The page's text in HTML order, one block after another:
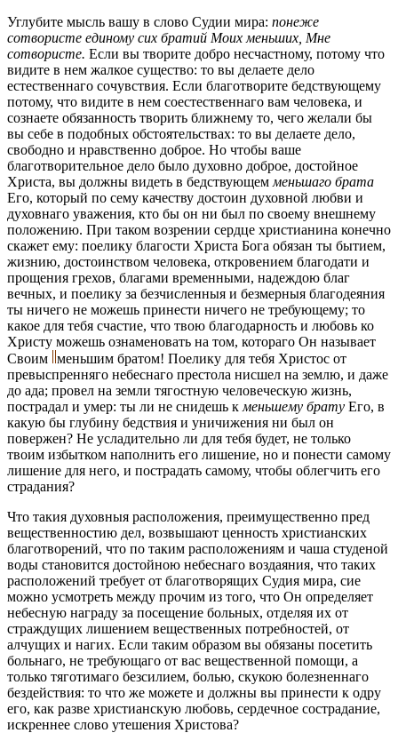
Углубите мысль вашу в слово Судии мира: понеже
сотвористе единому сих братий Моих меньших, Мне
сотвористе. Если вы творите добро несчастному, потому что
видите в нем жалкое существо: то вы делаете дело
естественнаго сочувствия. Если благотворите бедствующему
потому, что видите в нем соестественнаго вам человека, и
сознаете обязанность творить ближнему то, чего желали бы
вы себе в подобных обстоятельствах: то вы делаете дело,
свободно и нравственно доброе. Но чтобы ваше
благотворительное дело было духовно доброе, достойное
Христа, вы должны видеть в бедствующем меньшаго брата
Его, который по сему качеству достоин духовной любви и
духовнаго уважения, кто бы он ни был по своему внешнему
положению. При таком возрении сердце христианина конечно
скажет ему: поелику благости Христа Бога обязан ты бытием,
жизнию, достоинством человека, откровением благодати и
прощения грехов, благами временными, надеждою благ
вечных, и поелику за безчисленныя и безмерныя благодеяния
ты ничего не можешь принести ничего не требующему; то
какое для тебя счастие, что твою благодарность и любовь ко
Христу можешь ознаменовать на том, котораго Он называет
Своим меньшим братом! Поелику для тебя Христос от
превыспренняго небеснаго престола нисшел на землю, и даже
до ада; провел на земли тягостную человеческую жизнь,
пострадал и умер: ты ли не снидешь к меньшему брату Его, в
какую бы глубину бедствия и уничижения ни был он
повержен? Не усладительно ли для тебя будет, не только
твоим избытком наполнить его лишение, но и понести самому
лишение для него, и пострадать самому, чтобы облегчить его
страдания?
Что такия духовныя расположения, преимущественно пред
вещественностию дел, возвышают ценность христианских
благотворений, что по таким расположениям и чаша студеной
воды становится достойною небеснаго воздаяния, что таких
расположений требует от благотворящих Судия мира, сие
можно усмотреть между прочим из того, что Он определяет
небесную награду за посещение больных, отделяя их от
страждущих лишением вещественных потребностей, от
алчущих и нагих. Если таким образом вы обязаны посетить
больнаго, не требующаго от вас вещественной помощи, а
только тяготимаго безсилием, болью, скукою болезненнаго
бездействия: то чтo же можете и должны вы принести к одру
его, как разве христианскую любовь, сердечное сострадание,
искреннее слово утешения Христова?